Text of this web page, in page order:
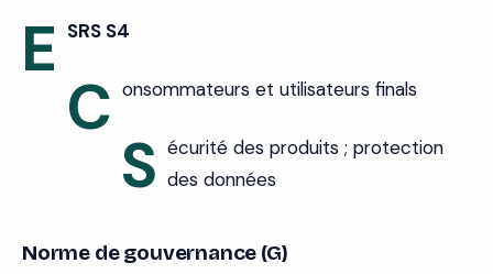
E SRS S4
C onsommateurs et utilisateurs finals
S écurité des produits ; protection
des données
Norme de gouvernance (G)